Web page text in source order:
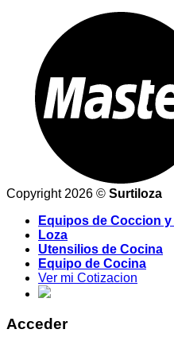
Copyright 2026 © Surtiloza
Equipos de Coccion
Loza
Utensilios de Cocina
Equipo de Cocina
Ver mi Cotizacion
Acceder